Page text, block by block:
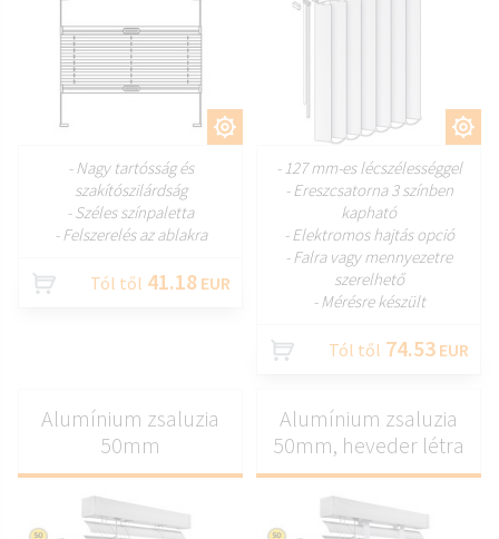
TESTRESZAB
- Nagy tartósság és
szakítószilárdság
- Széles színpaletta
- Felszerelés az ablakra
Tól től 41.18 EUR
TESTRESZAB
- 127 mm-es lécszélességgel
- Ereszcsatorna 3 színben
kapható
- Elektromos hajtás opció
- Falra vagy mennyezetre
szerelhető
- Mérésre készült
Tól től 74.53 EUR
Alumínium zsaluzia
50mm
Alumínium zsaluzia
50mm, heveder létra